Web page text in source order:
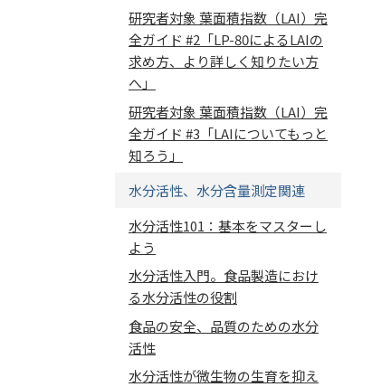
研究者対象 葉面積指数（LAI）完
全ガイド #2「LP-80によるLAIの
求め方、より詳しく知りたい方
へ」
研究者対象 葉面積指数（LAI）完
全ガイド #3「LAIについてもっと
知ろう」
水分活性、水分含量測定関連
水分活性101：基本をマスターし
よう
水分活性入門。食品製造におけ
る水分活性の役割
食品の安全、品質のための水分
活性
水分活性が微生物の生育を抑え